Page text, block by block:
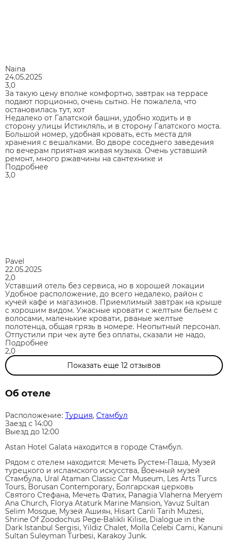
Naina
24.05.2025
3,0
За такую цену вполне комфортно, завтрак на террасе
подают порционно, очень сытно. Не пожалела, что
остановилась тут, хот
Недалеко от Галатской башни, удобно ходить и в
сторону улицы Истикляль, и в сторону Галатского моста.
Большой номер, удобная кровать, есть места для
хранения с вешалками. Во дворе соседнего заведения
по вечерам приятная живая музыка. Очень уставший
ремонт, много ржавчины на сантехнике и
Подробнее
3,0
Pavel
22.05.2025
2,0
Уставший отель без сервиса, но в хорошей локации
Удобное расположение, до всего недалеко, район с
кучей кафе и магазинов. Приемлимый завтрак на крыше
с хорошим видом. Ужасные кровати с желтым бельем с
волосами, маленькие кровати, рваные желтые
полотенца, общая грязь в номере. Неопытный персонал.
Отпустили при чек ауте без оплаты, сказали не надо,
Подробнее
2,0
Показать еще 12 отзывов
Об отеле
Расположение: Турция, Стамбул
Заезд c 14:00
Выезд до 12:00
Astan Hotel Galata находится в городе Стамбул.
Рядом с отелем находится: Мечеть Рустем-Паша, Музей
турецкого и исламского искусства, Военный музей
Стамбула, Ural Ataman Classic Car Museum, Les Arts Turcs
Tours, Borusan Contemporary, Болгарская церковь
Святого Стефана, Мечеть Фатих, Panagia Vlaherna Meryem
Ana Church, Florya Ataturk Marine Mansion, Yavuz Sultan
Selim Mosque, Музей Ашиян, Hisart Canli Tarih Muzesi,
Shrine Of Zoodochus Pege-Balikli Kilise, Dialogue in the
Dark Istanbul Sergisi, Yildiz Chalet, Molla Celebi Cami, Kanuni
Sultan Suleyman Turbesi, Karakoy Junk.